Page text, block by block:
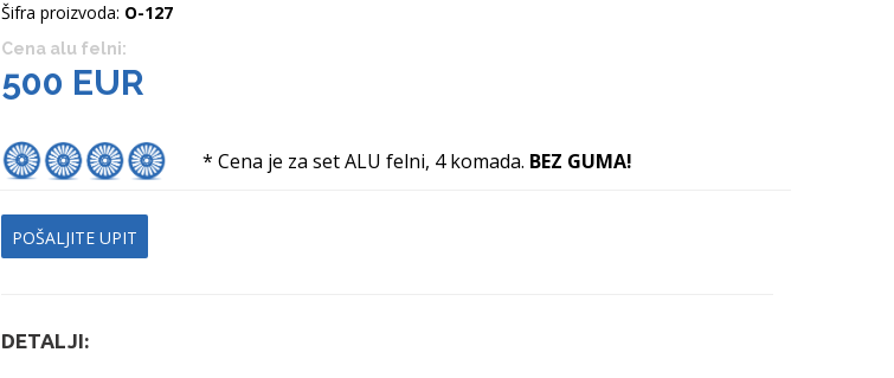
Šifra proizvoda: O-127
Cena alu felni:
500 EUR
* Cena je za set ALU felni, 4 komada. BEZ GUMA!
POŠALJITE UPIT
DETALJI: